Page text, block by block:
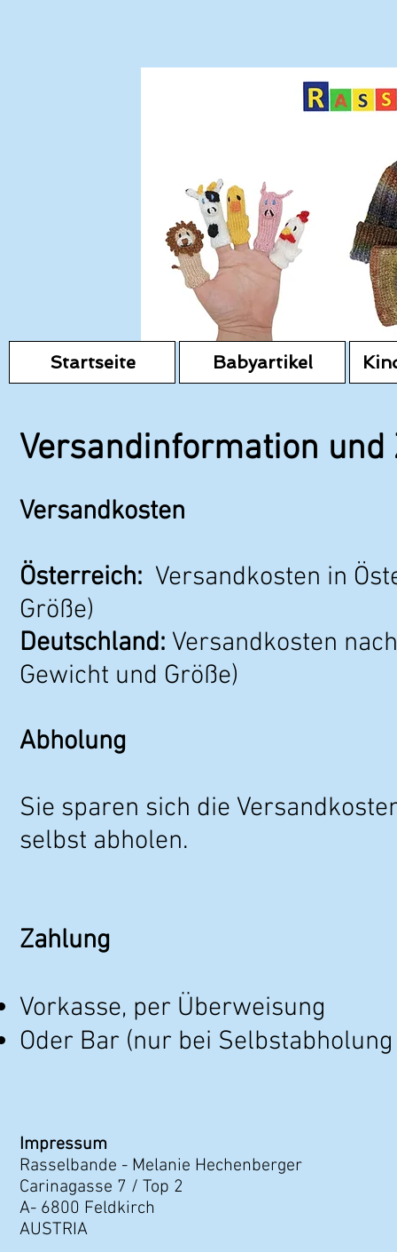
Startseite Babyartikel
Versandinformation und
Versandkosten
Österreich: Versandkosten in
Größe)
Deutschland: Versandkosten
Gewicht und Größe)
Abholung
Sie sparen sich die
selbst abholen.
Zahlung
Vorkasse, per Überweisung
Oder Bar (nur bei
Impressum
Rasselbande - Melanie Hechenberger
Carinagasse 7 / Top 2
A- 6800 Feldkirch
AUSTRIA